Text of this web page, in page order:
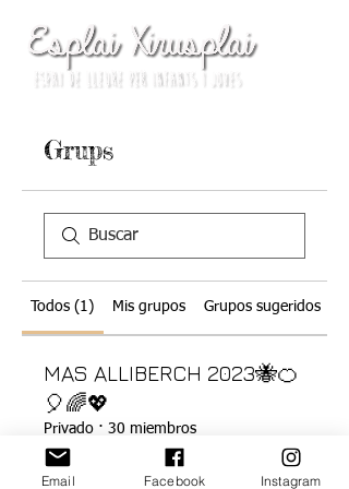
Grups
Todos (1) Mis grupos Grupos sugeridos
MAS ALLIBERCH 2023🐝🍊
🎈🌈💖
Privado · 30 miembros
Email Facebook Instagram